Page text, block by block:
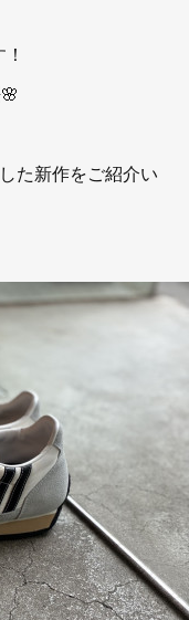
た新作をご紹介い